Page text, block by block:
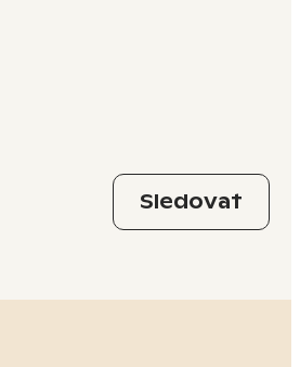
Sledovat